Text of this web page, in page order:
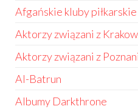
Afgańskie kluby piłkarskie
Aktorzy związani z
Aktorzy związani z
Al-Batrun
Albumy Darkthrone